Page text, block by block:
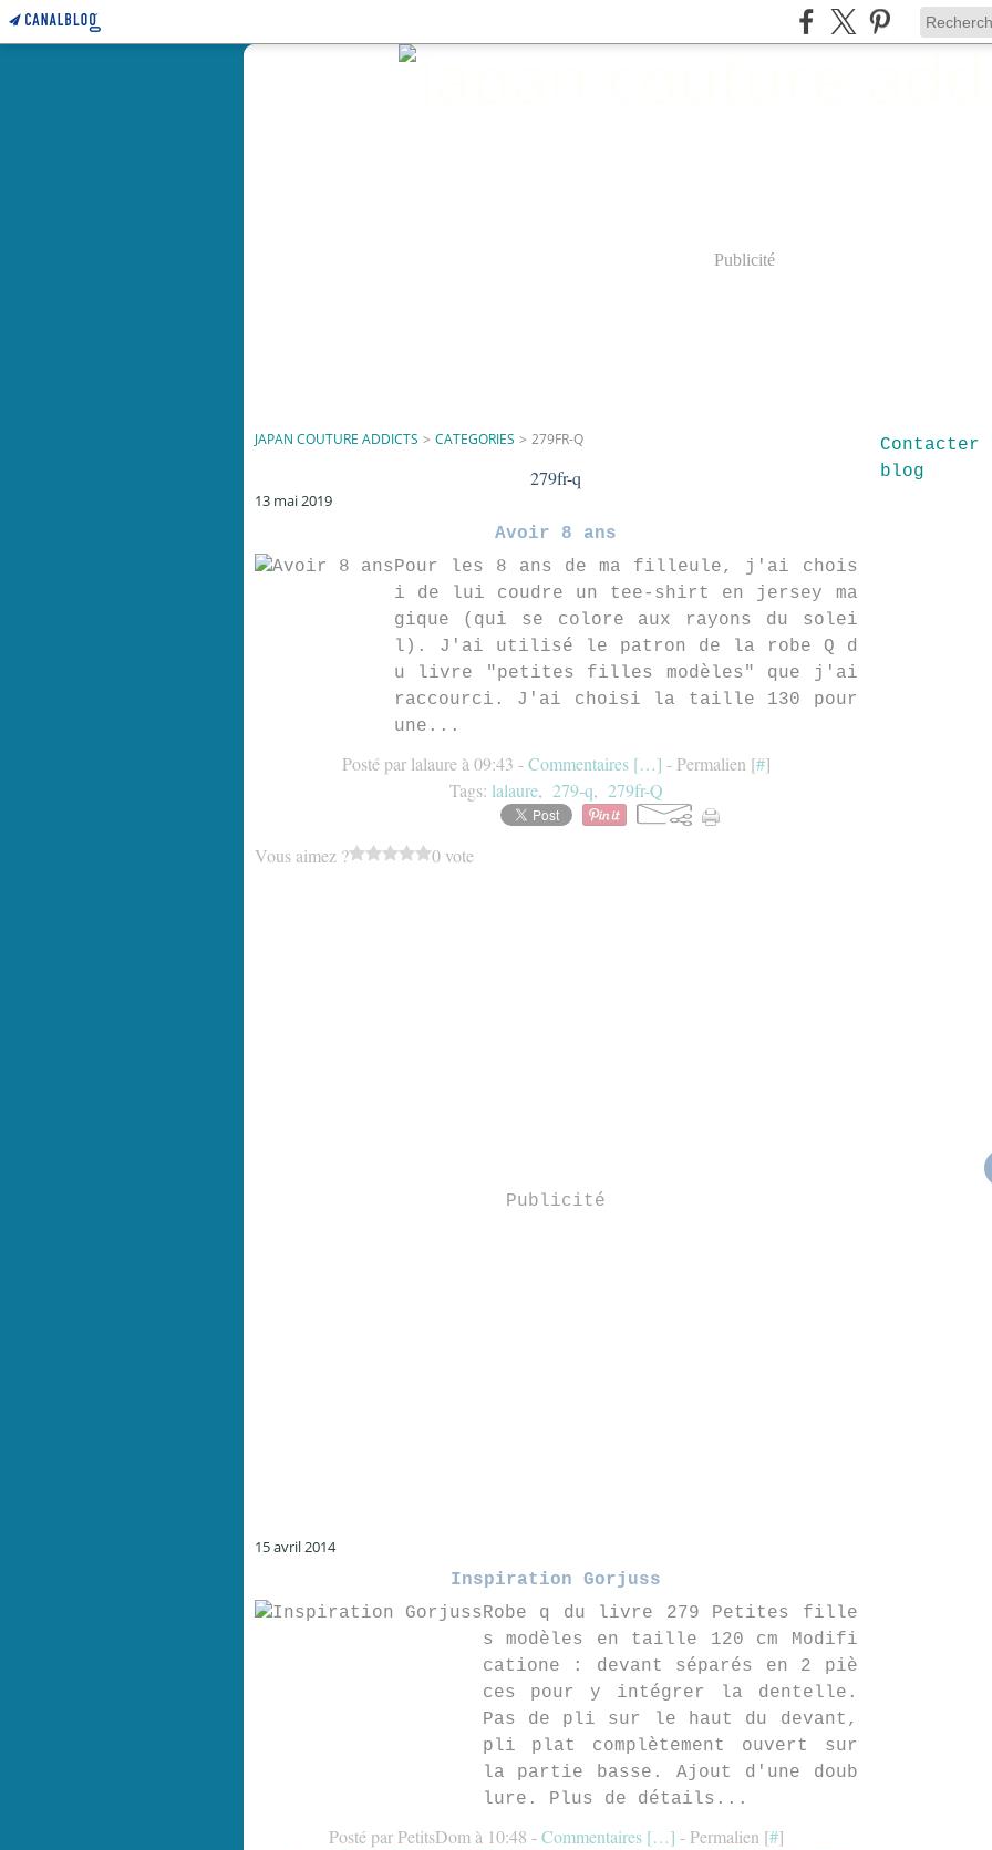
Publicité
JAPAN COUTURE ADDICTS > CATEGORIES > 279FR-Q
279fr-q
13 mai 2019
Avoir 8 ans
Pour les 8 ans de ma filleule, j'ai chois
i de lui coudre un tee-shirt en jersey ma
gique (qui se colore aux rayons du solei
l). J'ai utilisé le patron de la robe Q d
u livre "petites filles modèles" que j'ai
raccourci. J'ai choisi la taille 130 pour
une...
Posté par lalaure à 09:43 -Commentaires […] - Permalien [#]
Tags: lalaure, 279-q, 279fr-Q
Vous aimez ? 0 vote
Publicité
15 avril 2014
Inspiration Gorjuss
Robe q du livre 279 Petites fille
s modèles en taille 120 cm Modifi
catione : devant séparés en 2 piè
ces pour y intégrer la dentelle.
Pas de pli sur le haut du devant,
pli plat complètement ouvert sur
la partie basse. Ajout d'une doub
lure. Plus de détails...
Posté par PetitsDom à 10:48 -Commentaires […] - Permalien [#]
blog